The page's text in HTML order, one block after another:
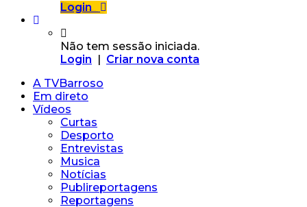
Login
Não tem sessão iniciada.
Login
Criar nova conta
A TVBarroso
Em direto
Vídeos
Curtas
Desporto
Entrevistas
Musica
Notícias
Publireportagens
Reportagens